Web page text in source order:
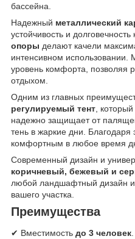
бассейна.
Надежный металлический
устойчивость и долговечность
опоры делают качели
интенсивном использовании.
уровень комфорта, позволяя
отдыхом.
Одним из главных
регулируемый тент ,
надежно защищает от
тень в жаркие дни. Благодаря
комфортным в любое время
Современный дизайн и
коричневый, бежевый и
любой ландшафтный дизайн
вашего участка.
Преимущества
✔ Вместимость до 3 человек.